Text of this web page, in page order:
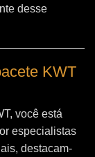
desse
KWT
você está
especialistas
destacam-